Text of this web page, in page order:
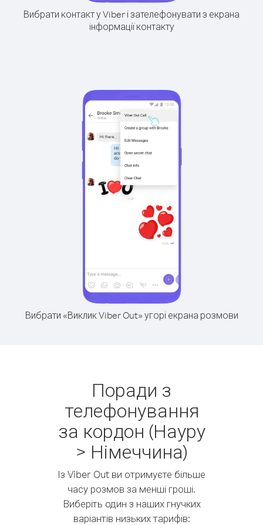
Вибрати контакт у Viber і зателефонувати з екрана
інформації контакту
Вибрати «Виклик Viber Out» угорі екрана розмови
Поради з
телефонування
за кордон (Науру
> Німеччина)
Із Viber Out ви отримуєте більше
часу розмов за менші гроші.
Виберіть один з наших гнучких
варіантів низьких тарифів: